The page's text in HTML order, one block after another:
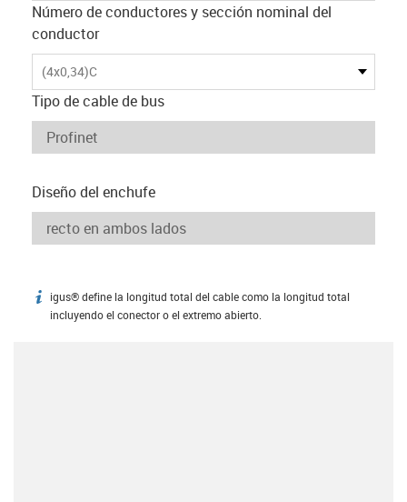
Número de conductores y sección nominal del
conductor
(4x0,34)C
Tipo de cable de bus
Diseño del enchufe
igus-icon-info
igus® define la longitud total del cable como la longitud total
incluyendo el conector o el extremo abierto.